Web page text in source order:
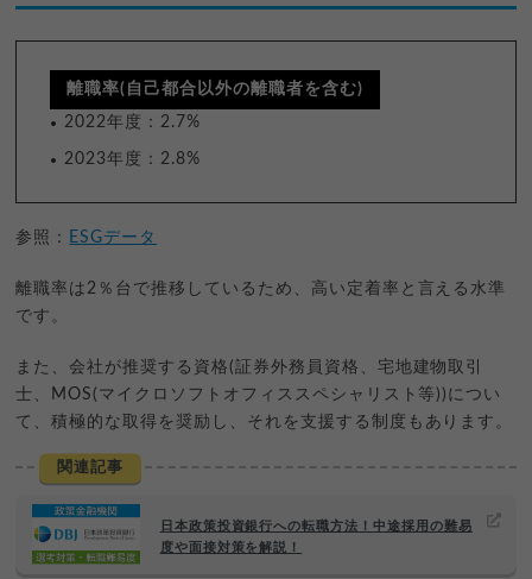
離職率(自己都合以外の離職者を含む)
2022年度：2.7%
2023年度：2.8%
参照： ESGデータ
離職率は2％台で推移しているため、高い定着率と言える水準
です。
また、会社が推奨する資格(証券外務員資格、宅地建物取引
士、MOS(マイクロソフトオフィススペシャリスト等))につい
て、積極的な取得を奨励し、それを支援する制度もあります。
関連記事
日本政策投資銀行への転職方法！中途採用の難易
度や面接対策を解説！